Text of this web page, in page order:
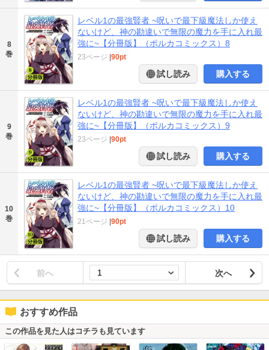
8
巻
レベル1の最強賢者 ~呪いで最下級魔法しか使え
ないけど、神の勘違いで無限の魔力を手に入れ最
強に~【分冊版】（ポルカコミックス）8
23ページ 90pt
試し読み 購入する
9
巻
レベル1の最強賢者 ~呪いで最下級魔法しか使え
ないけど、神の勘違いで無限の魔力を手に入れ最
強に~【分冊版】（ポルカコミックス）9
23ページ 90pt
試し読み 購入する
10
巻
レベル1の最強賢者 ~呪いで最下級魔法しか使え
ないけど、神の勘違いで無限の魔力を手に入れ最
強に~【分冊版】（ポルカコミックス）10
21ページ 90pt
試し読み 購入する
前へ 次へ
おすすめ作品
この作品を見た人はコチラも見ています